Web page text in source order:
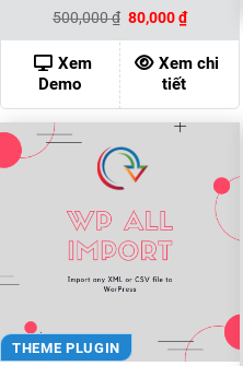
500,000₫ Giá
gốc
là:
500,000 ₫.
80,000₫Giá
hiện
tại
là:
80,000 ₫.
Xem
Demo
Xem chi
tiết
THEME PLUGIN